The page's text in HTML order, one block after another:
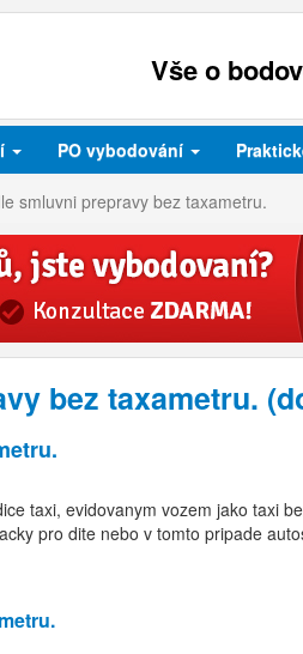
Vše o
PO vybodování
smluvni prepravy bez taxametru.
bez taxametru.
taxi, evidovanym vozem jako taxi
pro dite nebo v tomto pripade